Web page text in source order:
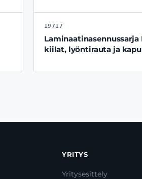
19717
Laminaatinasennussarja
kiilat, lyöntirauta ja
YRITYS
Yritysesittely